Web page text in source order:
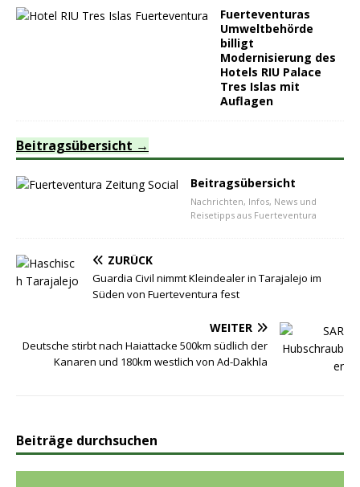
Fuerteventuras
Umweltbehörde
billigt
Modernisierung des
Hotels RIU Palace
Tres Islas mit
Auflagen
Beitragsübersicht
Beitragsübersicht
Nachrichten, Infos, News und
Reisetipps aus Fuerteventura
ZURÜCK
Guardia Civil nimmt Kleindealer in Tarajalejo im
Süden von Fuerteventura fest
WEITER
Deutsche stirbt nach Haiattacke 500km südlich der
Kanaren und 180km westlich von Ad-Dakhla
Beiträge durchsuchen